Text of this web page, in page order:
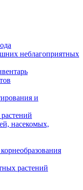
неблагоприятных
и
насекомых,
растений